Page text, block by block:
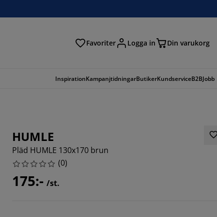
Favoriter Logga in Din varukorg
InspirationKampanjtidningarButikerKundserviceB2BJobb
HUMLE
Pläd HUMLE 130x170 brun
(0)
175:- /st.